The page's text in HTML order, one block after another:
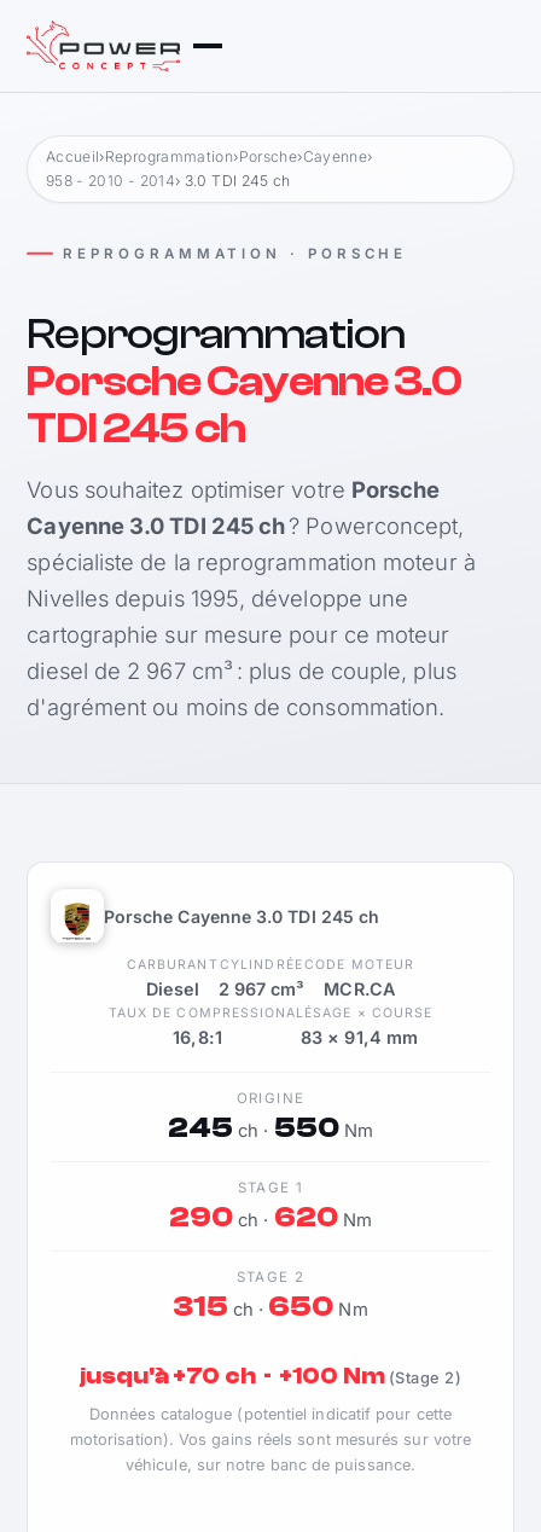
Accueil›Reprogrammation›Porsche›Cayenne›
958 - 2010 - 2014› 3.0 TDI 245 ch
REPROGRAMMATION · PORSCHE
Reprogrammation
Porsche Cayenne 3.0
TDI 245 ch
Vous souhaitez optimiser votre Porsche
Cayenne 3.0 TDI 245 ch? Powerconcept,
spécialiste de la reprogrammation moteur à
Nivelles depuis 1995, développe une
cartographie sur mesure pour ce moteur
diesel de 2 967 cm³ : plus de couple, plus
d'agrément ou moins de consommation.
Porsche Cayenne 3.0 TDI 245 ch
CARBURANT
Diesel
CYLINDRÉE
2 967 cm³
CODE MOTEUR
MCR.CA
TAUX DE COMPRESSION
16,8:1
ALÉSAGE × COURSE
83 × 91,4 mm
ORIGINE
245 ch · 550Nm
STAGE 1
290 ch · 620Nm
STAGE 2
315 ch · 650 Nm
jusqu'à +70 ch · +100 Nm (Stage 2)
Données catalogue (potentiel indicatif pour cette
motorisation). Vos gains réels sont mesurés sur votre
véhicule, sur notre banc de puissance.